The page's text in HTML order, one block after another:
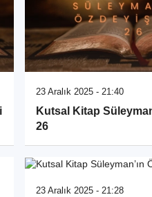
23 Aralık 2025 - 21:40
Kutsal Kitap
26
23 Aralık 2025 - 21:28